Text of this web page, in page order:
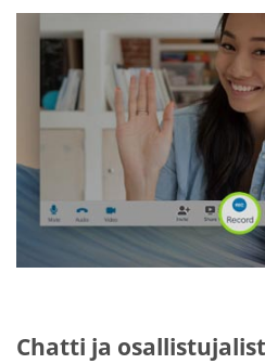
Chatti ja